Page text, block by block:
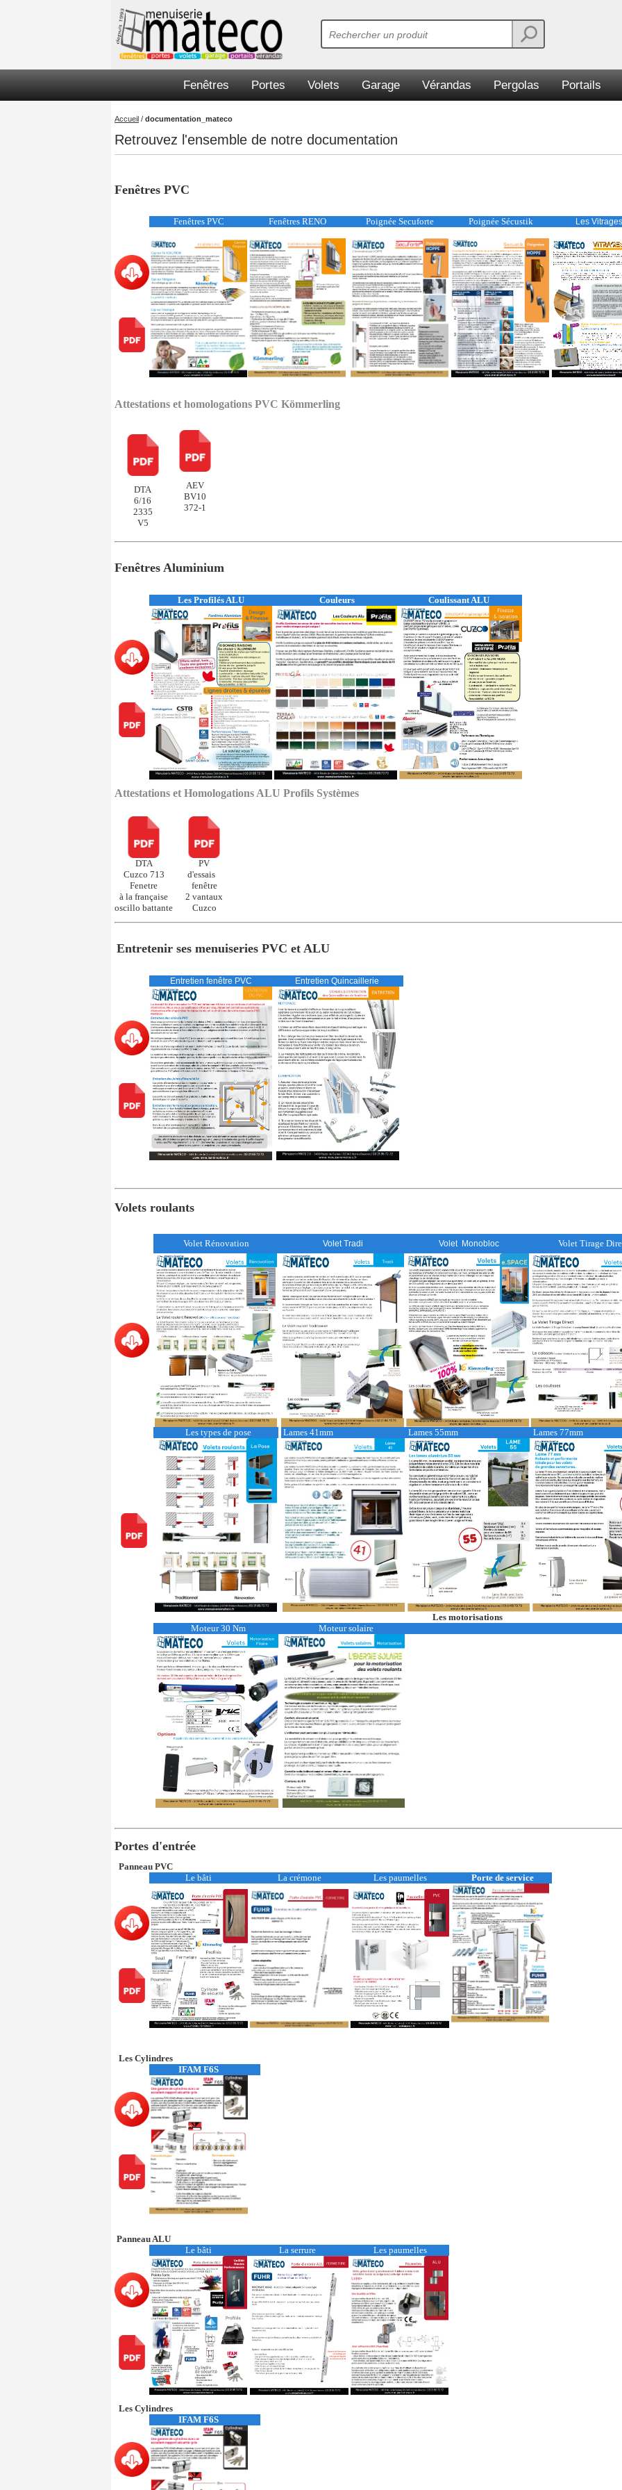
Fenêtres Portes Volets Garage Vérandas Pergolas Portails
Accueil / documentation_mateco
Retrouvez l'ensemble de notre documentation
Fenêtres PVC
Fenêtres PVC Fenêtres RENO Poignée Secuforte Poignée Sécustik Les Vitrages
Attestations et homologations PVC Kömmerling
DTA
6/16
2335
V5
AEV
BV10
372-1
Fenêtres Aluminium
Les Profilés ALU Couleurs Coulissant ALU
Attestations et Homologations ALU Profils Systèmes
DTA
Cuzco 713
Fenetre
à la française
oscillo battante
PV
d'essais
fenêtre
2 vantaux
Cuzco
Entretenir ses menuiseries PVC et ALU
Entretien fenêtre PVC Entretien Quincaillerie
Volets roulants
Volet Rénovation Volet Tradi Volet Monobloc Volet Tirage
Les types de pose Lames 41mm Lames 55mm Lames 77mm
Les motorisations
Moteur 30 Nm
Moteur solaire
Portes d'entrée
Panneau PVC
Le bâti
La crémone Les paumelles Porte de service
Les Cylindres
IFAM F6S
Panneau ALU
Le bâti
La serrure Les paumelles
Les Cylindres
IFAM F6S